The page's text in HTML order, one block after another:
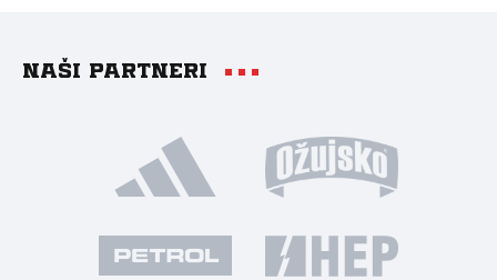
Naši partneri